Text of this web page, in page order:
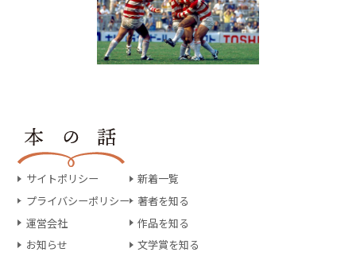
サイトポリシー
プライバシーポリシー
運営会社
お知らせ
新着一覧
著者を知る
作品を知る
文学賞を知る